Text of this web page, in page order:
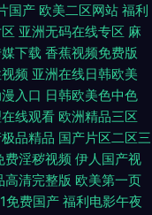
国产 欧美二区网站 福利
亚洲无码在线专区 麻
下载 香蕉视频免费版
频 亚洲在线日韩欧美
入口 日韩欧美色中色
线观看 欧洲精品三区
品精品 国产片区二区三
费淫秽视频 伊人国产视
高清完整版 欧美第一页
免费国产 福利电影午夜